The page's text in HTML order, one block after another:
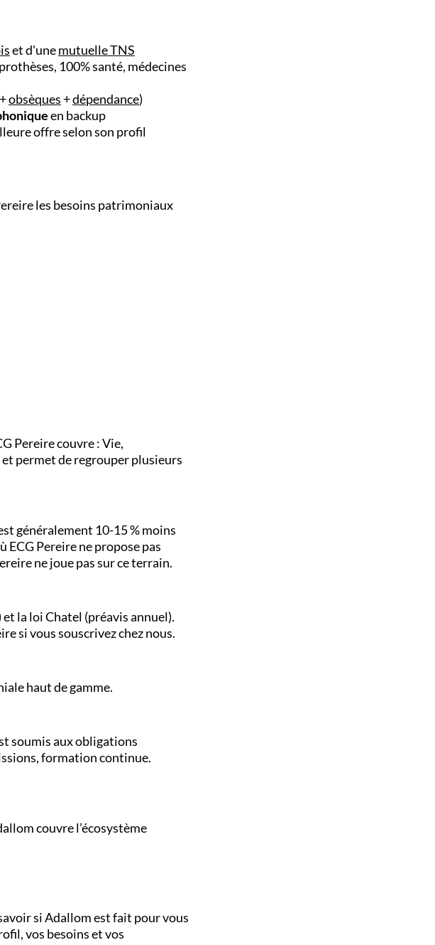
et d'unemutuelle TNS
100% santé, médecines
+obsèques+dépendance)
en backup
offre selon son profil
les besoins patrimoniaux
Pereire couvre : Vie,
permet de regrouper plusieurs
généralement 10-15 % moins
ECG Pereire ne propose pas
ne joue pas sur ce terrain.
la loi Chatel (préavis annuel).
si vous souscrivez chez nous.
haut de gamme.
soumis aux obligations
formation continue.
couvre l’écosystème
si Adallom est fait pour vous
vos besoins et vos